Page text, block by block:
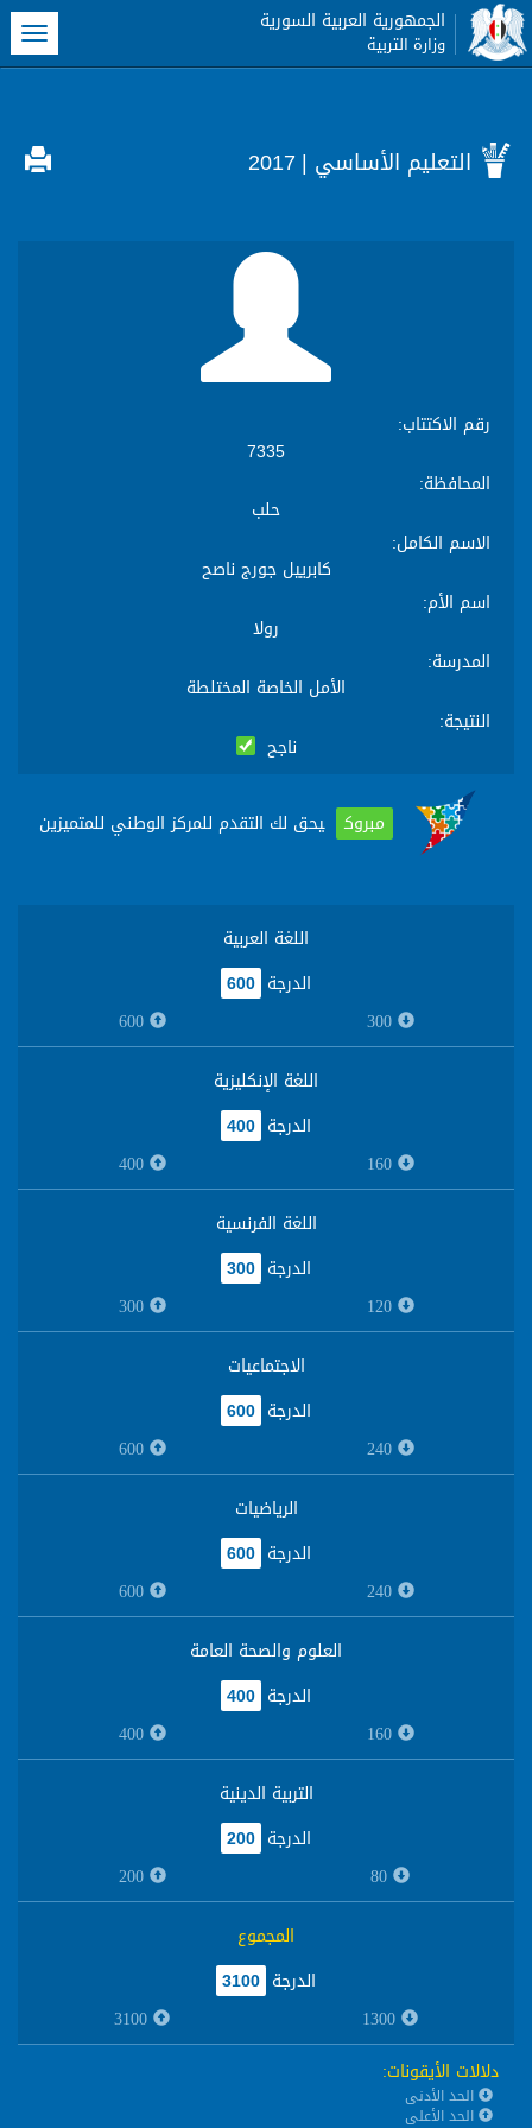
الجمهورية العربية السورية
وزارة التربية
التعليم الأساسي
رقم الاكتتاب:
7335
المحافظة:
حلب
الاسم الكامل:
كابرييل جورج ناصح
اسم الأم:
رولا
المدرسة:
الأمل الخاصة المختلطة
النتيجة:
ناجح
مبروك يحق لك التقدم للمركز الوطني للمتميزين
اللغة العربية
الدرجة
600
300
600
اللغة الإنكليزية
الدرجة
400
160
400
اللغة الفرنسية
الدرجة
300
120
300
الاجتماعيات
الدرجة
600
240
600
الرياضيات
الدرجة
600
240
600
العلوم والصحة العامة
الدرجة
400
160
400
التربية الدينية
الدرجة
200
200
المجموع
الدرجة
3100
دلالات الأيقونات:
الحد الأدنى
الحد الأعلى